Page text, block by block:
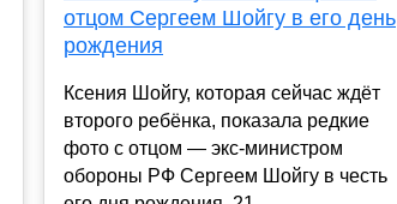
отцом Сергеем Шойгу в его день
рождения
Ксения Шойгу, которая сейчас ждёт
второго ребёнка, показала редкие
фото с отцом — экс-министром
обороны РФ Сергеем Шойгу в честь